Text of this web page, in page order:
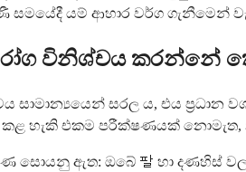
සමයේදී යම් ආහාර වර්ග ගැනීමෙන්
විනිශ්චය කරන්නේ
සරල ය, එය ප්‍රධාන
හැකි එකම පරීක්ෂණයක් නොමැත,
සොයනු ඇත: ඔබේ 팔 හා දණහිස්